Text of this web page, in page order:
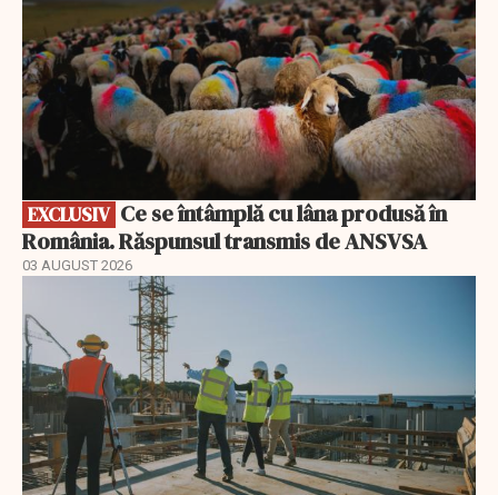
EXCLUSIV
România. Răspunsul transmis de ANSVSA
03 AUGUST 2026